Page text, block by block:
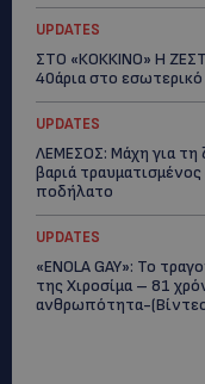
UPDATES
ΣΤΟ «ΚΟΚΚΙΝΟ» Η
40άρια στο εσωτερικό
UPDATES
ΛΕΜΕΣΟΣ: Μάχη για τη
βαριά
ποδήλατο
UPDATES
«ENOLA GAY»: Το
της Χιροσίμα – 81
ανθρωπότητα-